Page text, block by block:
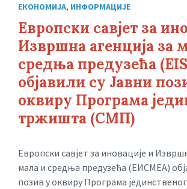
ЕКОНОМИЈА, ИНФОРМАЦИЈЕ
Европски савјет за
Извршна агенција за
средња предузећа
објавили су Јавни
оквиру Програма
тржишта (СМП)
Европски савјет за иновације и
мала и средња предузећа (ЕИСМЕА)
позив у оквиру Програма